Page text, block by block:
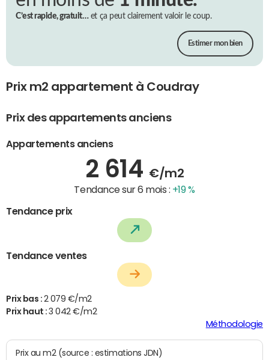
C’est rapide, gratuit…et ça peut clairement valoir le coup.
Estimer mon bien
Prix m2 appartement à Coudray
Prix des appartements anciens
Appartements anciens
2 614 €/m2
Tendance sur 6 mois : +19 %
Tendance prix
Tendance ventes
Prix bas : 2 079 €/m2
Prix haut :3 042 €/m2
Méthodologie
Prix au m2 (source : estimations JDN)